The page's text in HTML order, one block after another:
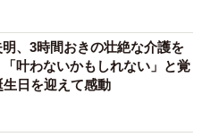
、3時間おきの壮絶な介護を
叶わないかもしれない」と覚
日を迎えて感動